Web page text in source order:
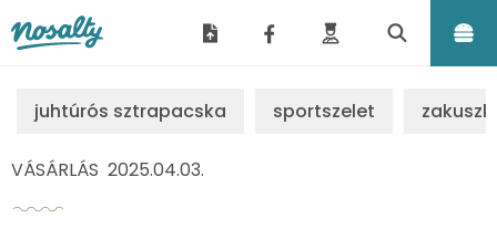
juhtúrós sztrapacska sportszelet
VÁSÁRLÁS 2025.04.03.